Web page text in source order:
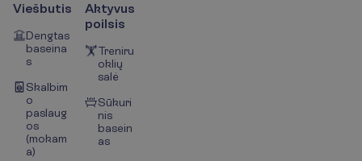
Viešbutis
Dengtas
baseina
s
Skalbim
o
paslaug
os
(mokam
a)
Aktyvus
poilsis
Treniru
oklių
salė
Sūkuri
nis
basein
as